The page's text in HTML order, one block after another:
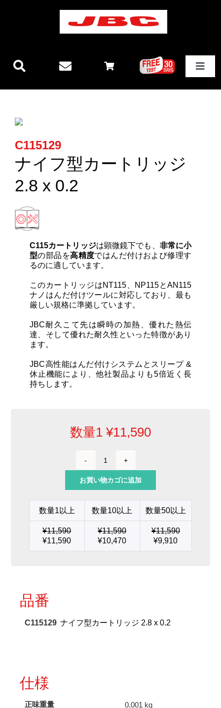
Toggle
JBCテクノロジー
新製品情報
ステーション
その他製品
カートリッジとこて先
サポート
お問合せ
日本語
C115129
ナイフ型カートリッジ
2.8 x 0.2
C115カートリッジは顕微鏡下でも、 非常に小
型の部品を高精度ではんだ付けおよび修理す
るのに適しています。
このカートリッジはNT115、NP115とAN115
ナノはんだ付けツールに対応しており、最も
厳しい規格に準拠しています。
JBC耐久こて先は瞬時の加熱、優れた熱伝
達、そして優れた耐久性といった特徴があり
ます。
JBC高性能はんだ付けシステムとスリープ &
休止機能により、他社製品よりも5倍近く長
持ちします。
数量1 ¥11,590
ナ
フ
ー
ト
リ
ッ
ジ
お買い物カゴに追加
数量1以上 数量10以上 数量50以上
¥11,590
¥11,590
¥11,590
¥10,470
¥11,590
¥9,910
品番
C115129 ナイフ型カートリッジ 2.8 x 0.2
仕様
正味重量
0,001 kg